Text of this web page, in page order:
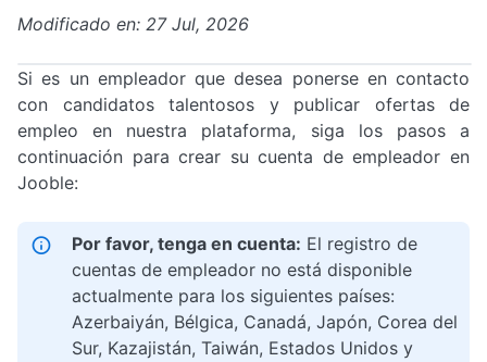
Modificado en: 27 Jul, 2026
Si es un empleador que desea ponerse en contacto
con candidatos talentosos y publicar ofertas de
empleo en nuestra plataforma, siga los pasos a
continuación para crear su cuenta de empleador en
Jooble:
Por favor, tenga en cuenta: El registro de
cuentas de empleador no está disponible
actualmente para los siguientes países:
Azerbaiyán, Bélgica, Canadá, Japón, Corea del
Sur, Kazajistán, Taiwán, Estados Unidos y